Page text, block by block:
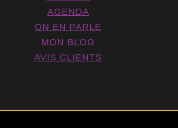
AGENDA
ON EN PARLE
MON BLOG
AVIS CLIENTS